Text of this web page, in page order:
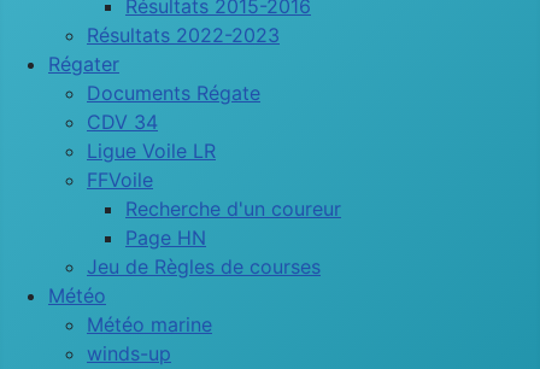
Résultats 2015-2016
Résultats 2022-2023
Régater
Documents Régate
CDV 34
Ligue Voile LR
FFVoile
Recherche d'un coureur
Page HN
Jeu de Règles de courses
Météo
Météo marine
winds-up